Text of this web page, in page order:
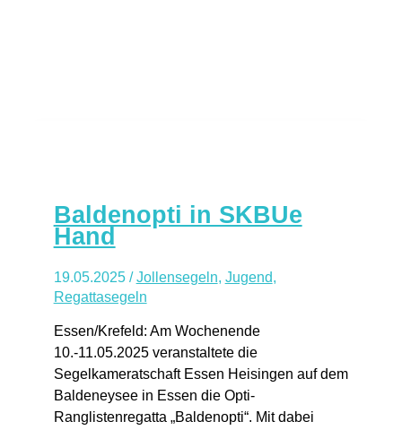
Baldenopti in SKBUe
Hand
19.05.2025 /Jollensegeln, Jugend,
Regattasegeln
Essen/Krefeld: Am Wochenende
10.-11.05.2025 veranstaltete die
Segelkameratschaft Essen Heisingen auf dem
Baldeneysee in Essen die Opti-
Ranglistenregatta „Baldenopti“. Mit dabei